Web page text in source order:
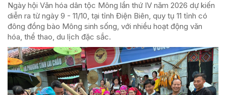
Ngày hội Văn hóa dân tộc Mông lần thứ IV năm 2026 dự kiến
diễn ra từ ngày 9 - 11/10, tại tỉnh Điện Biên, quy tụ 11 tỉnh có
đông đồng bào Mông sinh sống, với nhiều hoạt động văn
hóa, thể thao, du lịch đặc sắc.